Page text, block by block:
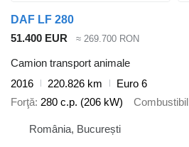
DAF LF 280
51.400 EUR
≈ 269.700 RON
Camion transport animale
2016
220.826 km
Euro 6
Forţă 280 c.p. (206 kW) Combustibil
România, București